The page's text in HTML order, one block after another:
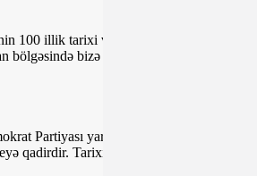
100 illik tarixi var. Ərəblər yaşayan
bizə qarşı əsassız ərazi iddiası
Partiyası yarandığını elan etmişdi. 3-4
qadirdir. Tarixi təcrübə göstərir ki,